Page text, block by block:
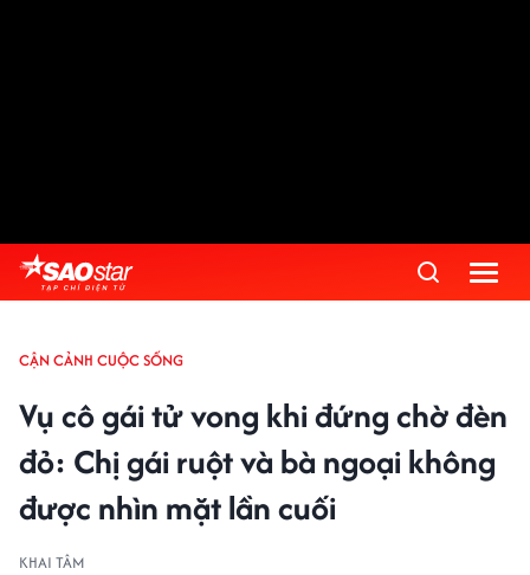
CẬN CẢNH CUỘC SỐNG
Vụ cô gái tử vong khi đứng chờ đèn
đỏ: Chị gái ruột và bà ngoại không
được nhìn mặt lần cuối
KHAI TÂM